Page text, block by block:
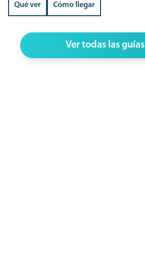
Qué ver Cómo llegar
Ver todas las guías